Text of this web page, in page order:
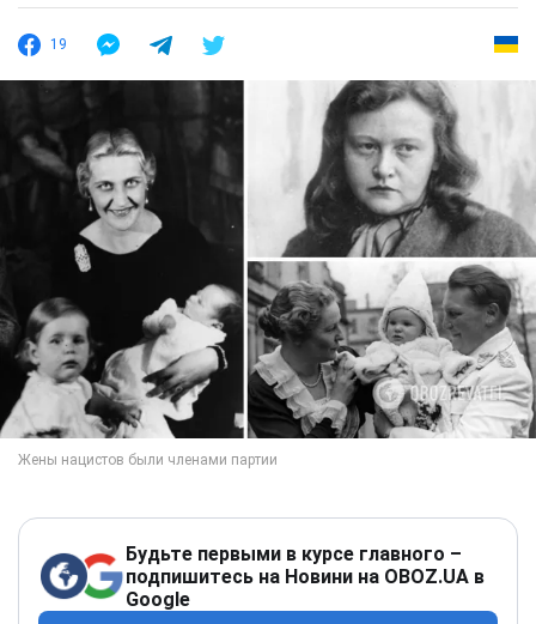
19
Будьте первыми в курсе главного –
подпишитесь на Новини на OBOZ.UA в
Google